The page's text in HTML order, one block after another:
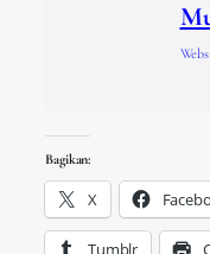
Bagikan:
X
Tumblr